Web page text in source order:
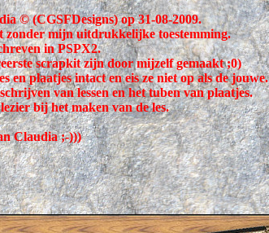
© (CGSFDesigns) op 31-08-2009.
zonder mijn uitdrukkelijke toestemming.
in PSPX2.
scrapkit zijn door mijzelf gemaakt ;0)
en plaatjes intact en eis ze niet op als de jouwe.
van lessen en het tuben van plaatjes.
bij het maken van de les.
Claudia ;-)))